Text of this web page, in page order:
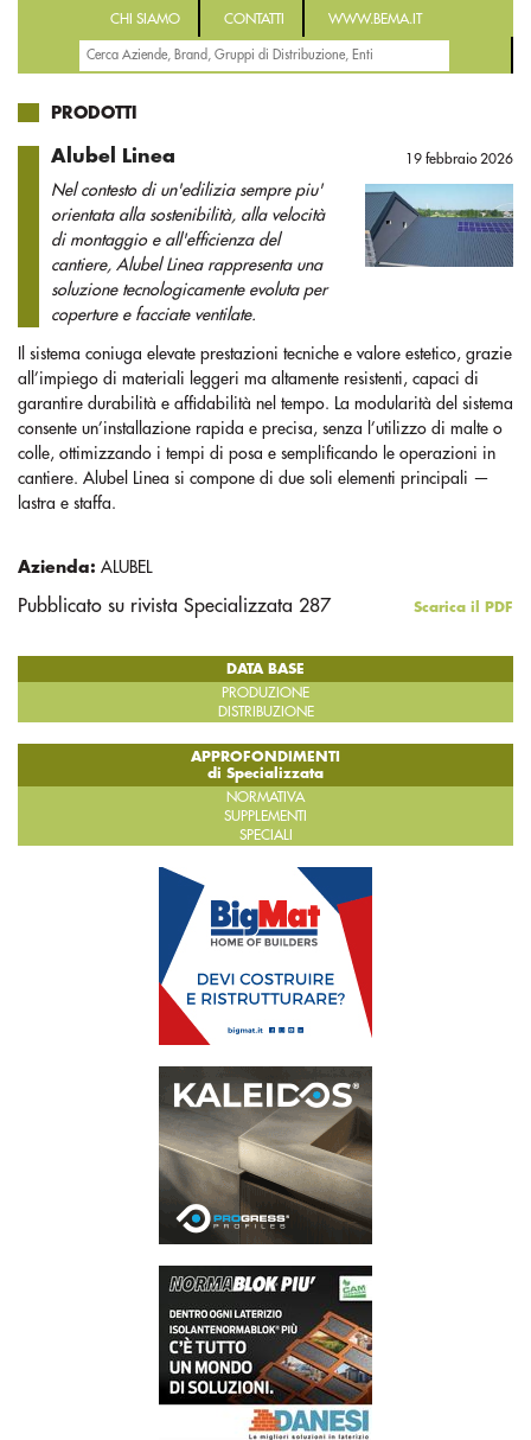
CHI SIAMO CONTATTI WWW.BEMA.IT
PRODOTTI
Alubel Linea
Nel contesto di un'edilizia sempre piu'
orientata alla sostenibilità, alla velocità
di montaggio e all'efficienza del
cantiere, Alubel Linea rappresenta una
soluzione tecnologicamente evoluta per
coperture e facciate ventilate.
19 febbraio 2026
Il sistema coniuga elevate prestazioni tecniche e valore estetico, grazie
all’impiego di materiali leggeri ma altamente resistenti, capaci di
garantire durabilità e affidabilità nel tempo. La modularità del sistema
consente un’installazione rapida e precisa, senza l’utilizzo di malte o
colle, ottimizzando i tempi di posa e semplificando le operazioni in
cantiere. Alubel Linea si compone di due soli elementi principali —
lastra e staffa.
Azienda: ALUBEL
Pubblicato su rivista Specializzata 287 Scarica il PDF
DATA BASE
PRODUZIONE
DISTRIBUZIONE
APPROFONDIMENTI
di Specializzata
NORMATIVA
SUPPLEMENTI
SPECIALI